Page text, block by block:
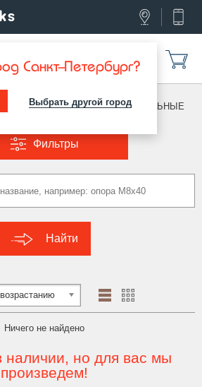
Санкт-Петербург?
Выбрать другой город
ДЛЯ ТРУБ /ПРЯМОУГОЛЬНЫЕ
Фильтры
Найти
Ничего не найдено
наличии, но для вас мы
произведем!